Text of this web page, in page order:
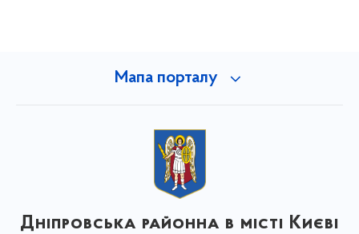
Мапа порталу
Дніпровська районна в місті Києві